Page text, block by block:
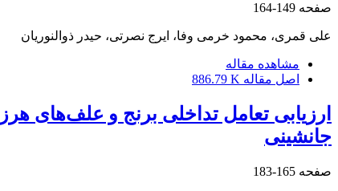
صفحه 149-164
علی قمری، محمود خرمی وفا، ایرج نصرتی، حیدر ذوالنوریان
مشاهده مقاله
اصل مقاله 886.79 K
جانشینی
صفحه 165-183